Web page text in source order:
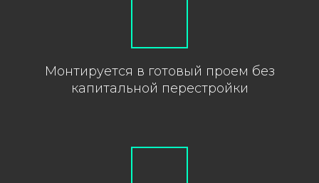
Монтируется в готовый проем без
капитальной перестройки